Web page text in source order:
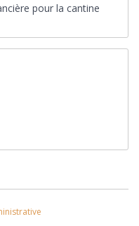
pour la cantine